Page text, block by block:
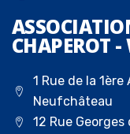
CHAPEROT -
1 Rue de la
Neufchâteau
12 Rue